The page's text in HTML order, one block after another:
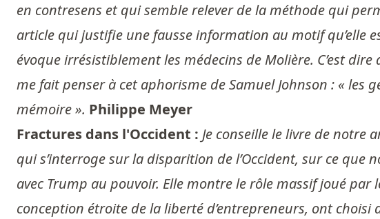
en contresens et qui semble relever de la méthode qui
article qui justifie une fausse information au motif qu’elle
évoque irrésistiblement les médecins de Molière. C’est
me fait penser à cet aphorisme de Samuel Johnson : « les
mémoire ». Philippe Meyer
Fractures dans l'Occident : Je conseille le livre de notre
qui s’interroge sur la disparition de l’Occident, sur ce que
avec Trump au pouvoir. Elle montre le rôle massif joué
conception étroite de la liberté d’entrepreneurs, ont